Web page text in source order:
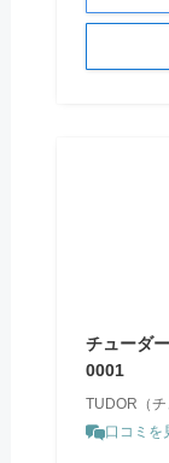
チューダ
0001
TUDOR（チ
口コミを